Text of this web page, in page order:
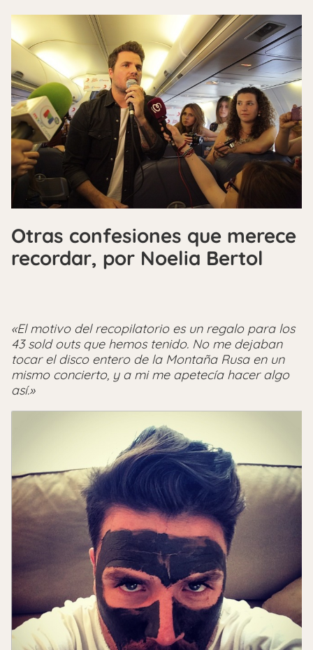
Otras confesiones que merece
recordar, por Noelia Bertol
«El motivo del recopilatorio es un regalo para los
43 sold outs que hemos tenido. No me dejaban
tocar el disco entero de la Montaña Rusa en un
mismo concierto, y a mi me apetecía hacer algo
así.»